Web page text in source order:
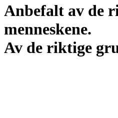
Anbefalt av de
menneskene.
Av de riktige